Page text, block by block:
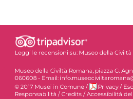
Leggi le recensioni su: Museo della Civiltà
Museo della Civiltà Romana, piazza G.
060608 - Email:
© 2017 Musei in Comune / Privacy /
Responsabilità / Credits / Accessibilità